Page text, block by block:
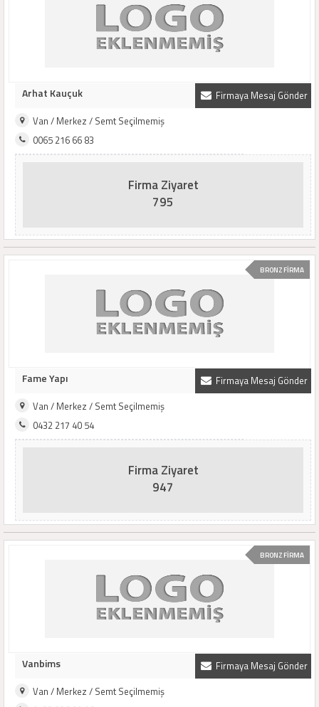
Firmaya Mesaj Gönder
Arhat Kauçuk
Van / Merkez / Semt Seçilmemiş
0065 216 66 83
Firma Ziyaret
795
BRONZ FİRMA
Firmaya Mesaj Gönder
Fame Yapı
Van / Merkez / Semt Seçilmemiş
0432 217 40 54
Firma Ziyaret
947
BRONZ FİRMA
Firmaya Mesaj Gönder
Vanbims
Van / Merkez / Semt Seçilmemiş